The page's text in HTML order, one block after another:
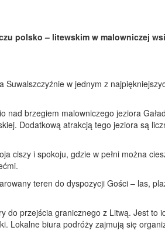
polsko – litewskim w malowniczej
Suwalszczyźnie w jednym z
nad brzegiem malowniczego jeziora
Dodatkową atrakcją tego jeziora są
ciszy i spokoju, gdzie w pełni można
teren do dyspozycji Gości – las,
do przejścia granicznego z Litwą. Jest
Lokalne biura podróży zajmują się